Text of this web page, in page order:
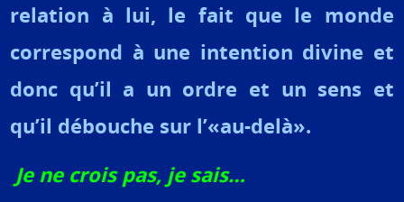
relation à lui, le fait que le monde
correspond à une intention divine et
donc qu’il a un ordre et un sens et
qu’il débouche sur l’«au-delà».
Je ne crois pas, je sais…